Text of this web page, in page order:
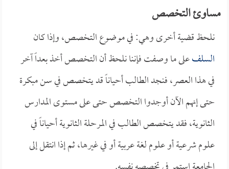
مساوئ التخصص
نلحظ قضية أخرى وهي: في موضوع التخصص، وإذا كان
السلفعلى ما وصفت فإننا نلحظ أن التخصص أخذ بعداً آخر
في هذا العصر، فنجد الطالب أحياناً قد يتخصص في سن مبكرة
حتى إنهم الآن أوجدوا التخصص حتى على مستوى المدارس
الثانوية، فقد يتخصص الطالب في المرحلة الثانوية أحياناً في
علوم شرعية أو علوم لغة عربية أو في غيرها، ثم إذا انتقل إلى